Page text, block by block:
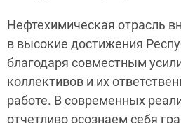
Нефтехимическая отрасль
в высокие достижения
благодаря совместным
коллективов и их
работе. В современных
отчетливо осознаем себя